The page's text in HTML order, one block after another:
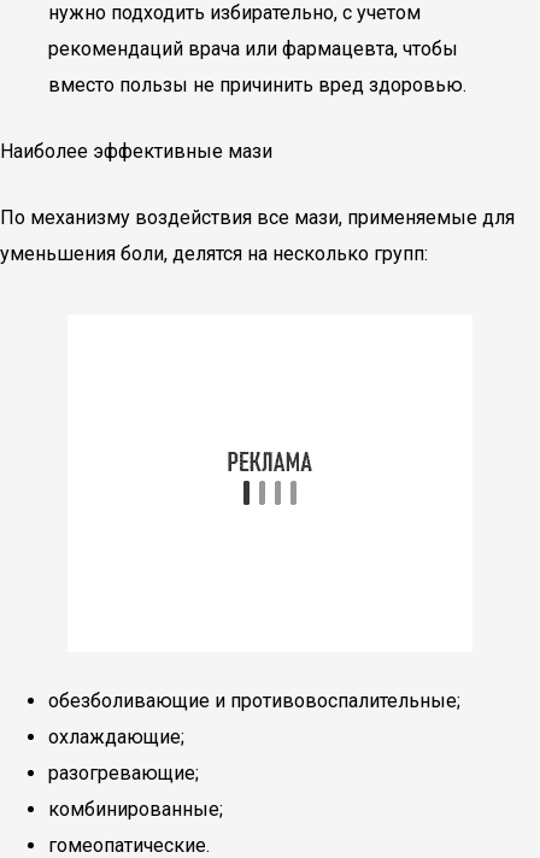
нужно подходить избирательно, с учетом
рекомендаций врача или фармацевта, чтобы
вместо пользы не причинить вред здоровью.
Наиболее эффективные мази
По механизму воздействия все мази, применяемые для
уменьшения боли, делятся на несколько групп:
обезболивающие и противовоспалительные;
охлаждающие;
разогревающие;
комбинированные;
гомеопатические.